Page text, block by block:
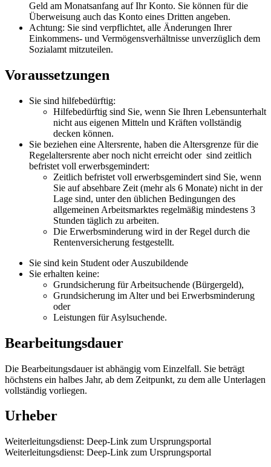
Geld am Monatsanfang auf Ihr Konto. Sie können für die
Überweisung auch das Konto eines Dritten angeben.
Achtung: Sie sind verpflichtet, alle Änderungen Ihrer
Einkommens- und Vermögensverhältnisse unverzüglich dem
Sozialamt mitzuteilen.
Voraussetzungen
Sie sind hilfebedürftig:
Hilfebedürftig sind Sie, wenn Sie Ihren Lebensunterhalt
nicht aus eigenen Mitteln und Kräften vollständig
decken können.
Sie beziehen eine Altersrente, haben die Altersgrenze für die
Regelaltersrente aber noch nicht erreicht oder sind zeitlich
befristet voll erwerbsgemindert:
Zeitlich befristet voll erwerbsgemindert sind Sie, wenn
Sie auf absehbare Zeit (mehr als 6 Monate) nicht in der
Lage sind, unter den üblichen Bedingungen des
allgemeinen Arbeitsmarktes regelmäßig mindestens 3
Stunden täglich zu arbeiten.
Die Erwerbsminderung wird in der Regel durch die
Rentenversicherung festgestellt.
Sie sind kein Student oder Auszubildende
Sie erhalten keine:
Grundsicherung für Arbeitsuchende (Bürgergeld),
Grundsicherung im Alter und bei Erwerbsminderung
oder
Leistungen für Asylsuchende.
Bearbeitungsdauer
Die Bearbeitungsdauer ist abhängig vom Einzelfall. Sie beträgt
höchstens ein halbes Jahr, ab dem Zeitpunkt, zu dem alle Unterlagen
vollständig vorliegen.
Urheber
Weiterleitungsdienst: Deep-Link zum Ursprungsportal
Weiterleitungsdienst: Deep-Link zum Ursprungsportal